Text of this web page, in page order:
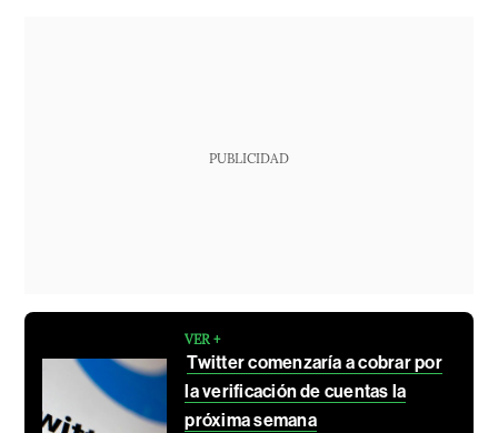
PUBLICIDAD
VER +
Twitter comenzaría a cobrar por
la verificación de cuentas la
próxima semana